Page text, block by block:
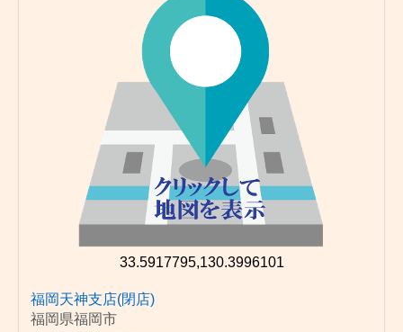
33.5917795,130.3996101
福岡天神支店(閉店)
福岡県福岡市